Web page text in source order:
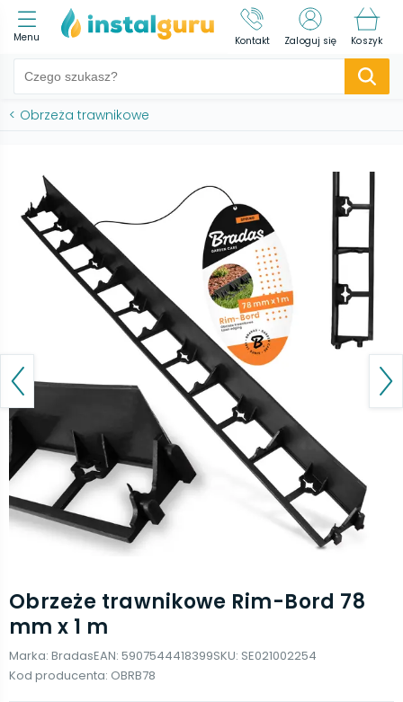
Menu Kontakt Zaloguj się Koszyk
< Obrzeża trawnikowe
Obrzeże trawnikowe Rim-Bord 78
mm x 1 m
Marka: BradasEAN: 5907544418399SKU: SE021002254
Kod producenta: OBRB78